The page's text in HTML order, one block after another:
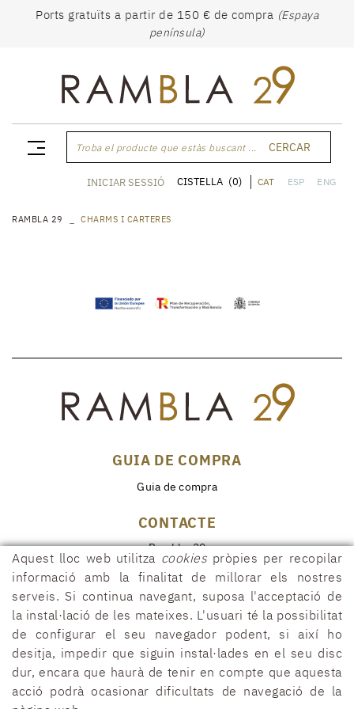
Ports gratuïts a partir de 150 € de compra (Espaya
península)
Troba el producte que estàs buscant ... CERCAR
CAT ESP ENG
INICIAR SESSIÓ CISTELLA (0)
RAMBLA 29 CHARMS I CARTERES
GUIA DE COMPRA
Guia de compra
CONTACTE
Rambla, 29
17600 FIGUERES (Girona)
972 50 00 07
690 91 26 40
rambla29@rambla29.com
Aquest lloc web utilitza cookies pròpies per recopilar
informació amb la finalitat de millorar els nostres
serveis. Si continua navegant, suposa l'acceptació de
la instal·lació de les mateixes. L'usuari té la possibilitat
de configurar el seu navegador podent, si així ho
desitja, impedir que siguin instal·lades en el seu disc
dur, encara que haurà de tenir en compte que aquesta
acció podrà ocasionar dificultats de navegació de la